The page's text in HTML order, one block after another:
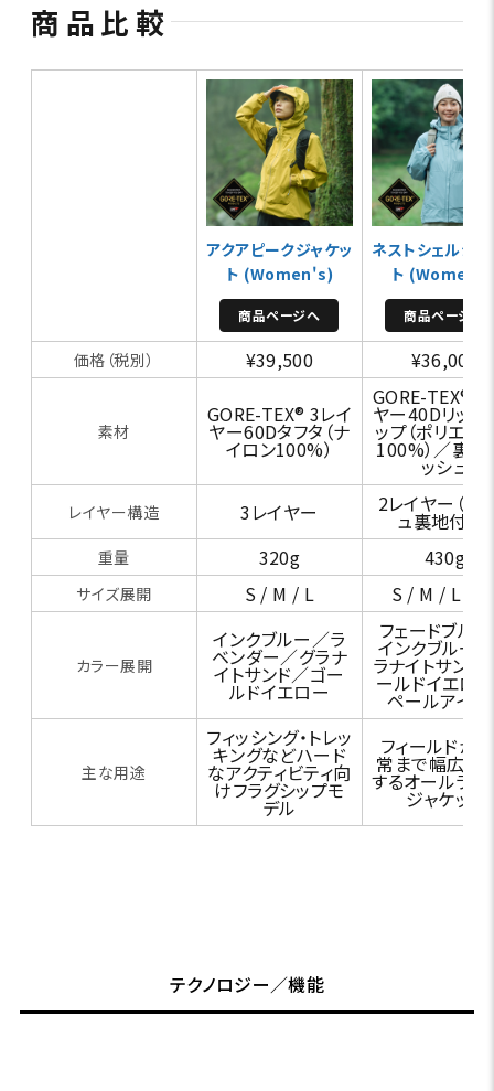
商品比較
アクアピークジャケッ
ト (Women's)
商品ページへ
ネストシェルジャ
ト
商品ページへ
価格（税別） ¥39,500 ¥36,000
素材
GORE-TEX® 3レイ
ヤー60Dタフタ（ナ
イロン100%）
GORE-TEX® 2
ヤー40Dリップ
ップ（ポリエス
100%）／裏地
ッシュ
レイヤー構造 3レイヤー 2レイヤー（メ
ュ裏地付き）
重量 320g 430g
サイズ展開 S / M / L S / M / L /
カラー展開
インクブルー／ラ
ベンダー／グラナ
イトサンド／ゴー
ルドイエロー
フェードブル
インクブルー
ラナイトサンド
ールドイエロ
ペールアイリ
主な用途
フィッシング・トレッ
キングなどハード
なアクティビティ向
けフラグシップモ
デル
フィールドか
常まで幅広く
するオールラウ
ジャケット
テクノロジー／機能